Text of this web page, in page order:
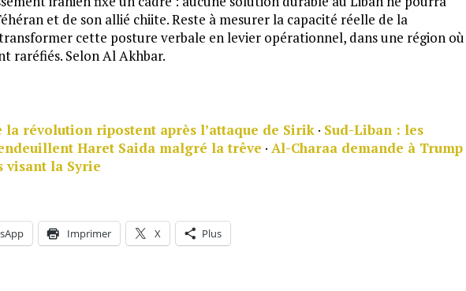
et de son allié chiite. Reste à mesurer la capacité réelle de la
cette posture verbale en levier opérationnel, dans une région où
raréfiés. Selon Al Akhbar.
la révolution ripostent après l’attaque de Sirik · Sud-Liban : les
Haret Saida malgré la trêve · Al-Charaa demande à Trump
visant la Syrie
Imprimer X Plus